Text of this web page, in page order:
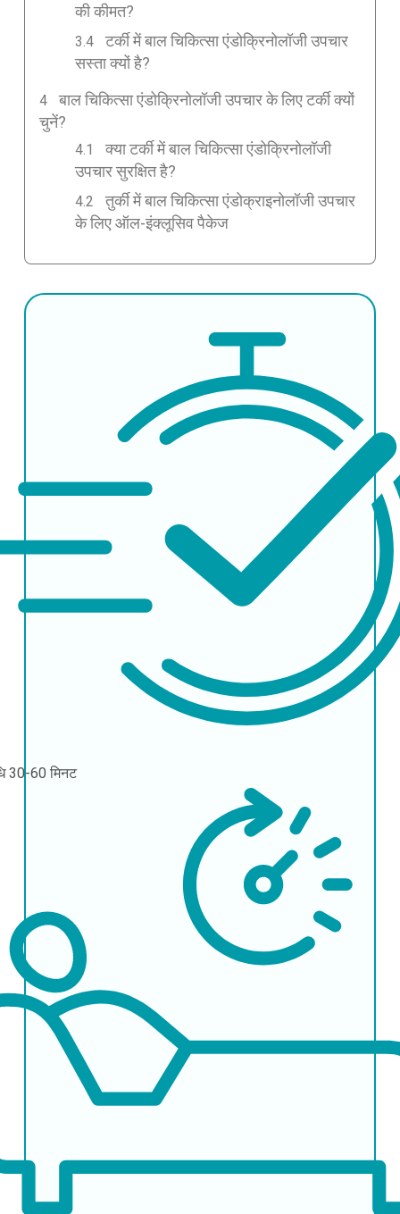
की कीमत?
टर्की में बाल चिकित्सा एंडोक्रिनोलॉजी उपचार
सस्ता क्यों है?
बाल चिकित्सा एंडोक्रिनोलॉजी उपचार के लिए टर्की क्यों
चुनें?
क्या टर्की में बाल चिकित्सा एंडोक्रिनोलॉजी
उपचार सुरक्षित है?
तुर्की में बाल चिकित्सा एंडोक्राइनोलॉजी उपचार
के लिए ऑल-इंक्लूसिव पैकेज
30-60 मिनट